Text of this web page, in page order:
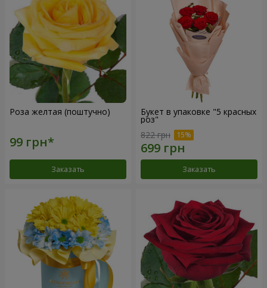
Роза желтая (поштучно)
Заказать
Букет в упаковке "5 красных
роз"
822 грн
Заказать